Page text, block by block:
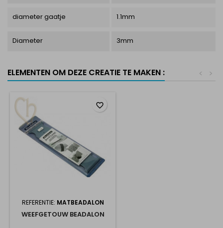
diameter gaatje 1.1mm
Diameter 3mm
ELEMENTEN OM DEZE CREATIE TE MAKEN : >
<
REFERENTIE: MATBEADALON
WEEFGETOUW BEADALON
favorite_border